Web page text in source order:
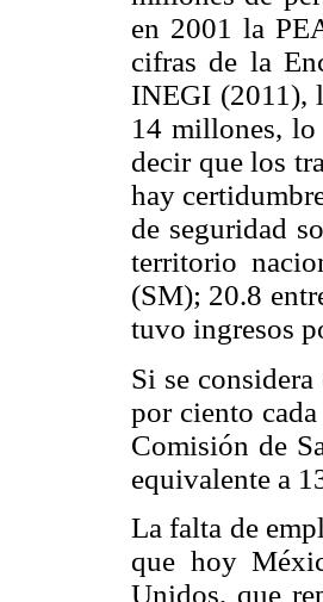
en 2001 la
cifras de la
INEGI (2011),
14 millones,
decir que los
hay
de seguridad
territorio
(SM); 20.8
tuvo ingresos
Si se
por ciento
Comisión de
equivalente a
La falta de
que hoy
Unidos, que